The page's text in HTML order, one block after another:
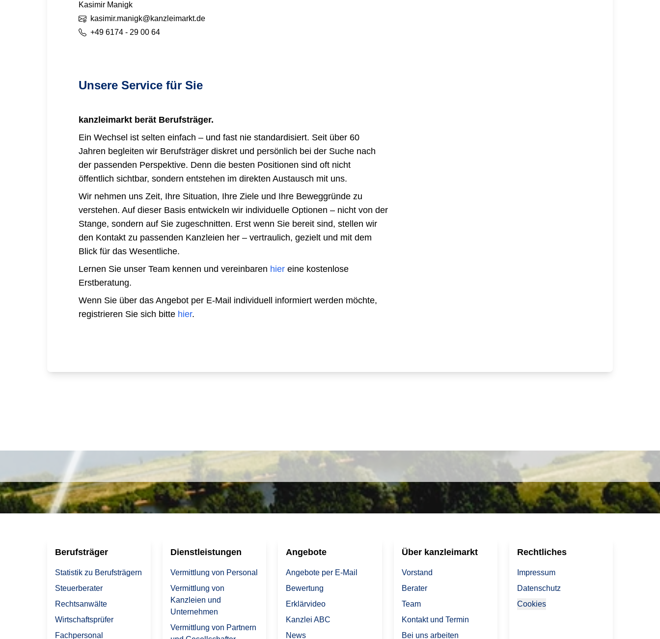
Kasimir Manigk
kasimir.manigk@kanzleimarkt.de
+49 6174 - 29 00 64
Unsere Service für Sie
kanzleimarkt berät Berufsträger.
Ein Wechsel ist selten einfach – und fast nie standardisiert. Seit über 60
Jahren begleiten wir Berufsträger diskret und persönlich bei der Suche nach
der passenden Perspektive. Denn die besten Positionen sind oft nicht
öffentlich sichtbar, sondern entstehen im direkten Austausch mit uns.
Wir nehmen uns Zeit, Ihre Situation, Ihre Ziele und Ihre Beweggründe zu
verstehen. Auf dieser Basis entwickeln wir individuelle Optionen – nicht von der
Stange, sondern auf Sie zugeschnitten. Erst wenn Sie bereit sind, stellen wir
den Kontakt zu passenden Kanzleien her – vertraulich, gezielt und mit dem
Blick für das Wesentliche.
Lernen Sie unser Team kennen und vereinbaren hier eine kostenlose
Erstberatung.
Wenn Sie über das Angebot per E-Mail individuell informiert werden möchte,
registrieren Sie sich bitte hier.
Berufsträger
Statistik zu Berufsträgern
Steuerberater
Rechtsanwälte
Wirtschaftsprüfer
Fachpersonal
Dienstleistungen
Vermittlung von Personal
Vermittlung von
Kanzleien und
Unternehmen
Vermittlung von Partnern
Angebote
Angebote per E-Mail
Bewertung
Erklärvideo
Kanzlei ABC
News
Über kanzleimarkt
Vorstand
Berater
Team
Kontakt und Termin
Bei uns arbeiten
Rechtliches
Impressum
Datenschutz
Cookies